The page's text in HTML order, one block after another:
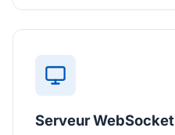
Serveur WebSocket